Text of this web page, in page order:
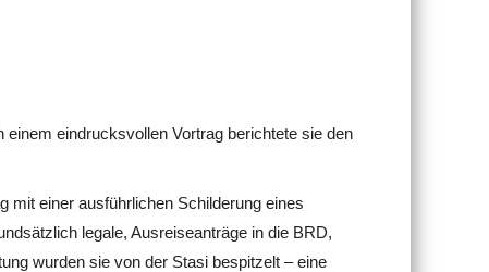
eindrucksvollen Vortrag berichtete sie den
mit einer ausführlichen Schilderung eines
legale, Ausreiseanträge in die BRD,
wurden sie von der Stasi bespitzelt – eine